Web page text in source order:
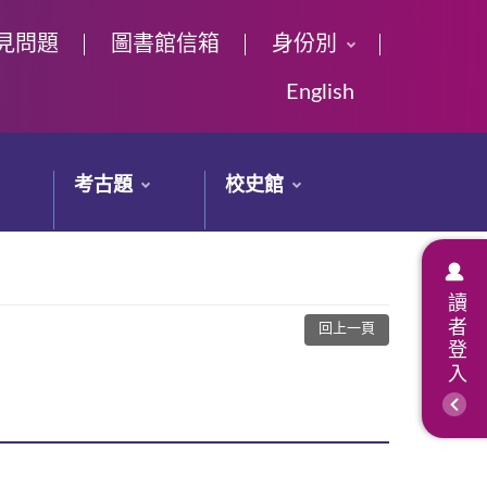
問題 圖書館信箱 身份別
English
考古題 校史館
讀者登入
回上一頁